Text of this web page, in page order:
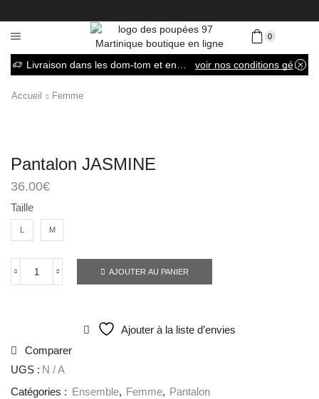
0
voir nos conditions générales de vente
Accueil Femme
Pantalon JASMINE
36.00€
Taille
M
AJOUTER AU PANIER
Ajouter à la liste d’envies
Comparer
UGS : N / A
Catégories :
Ensemble, Femme, Pantalon